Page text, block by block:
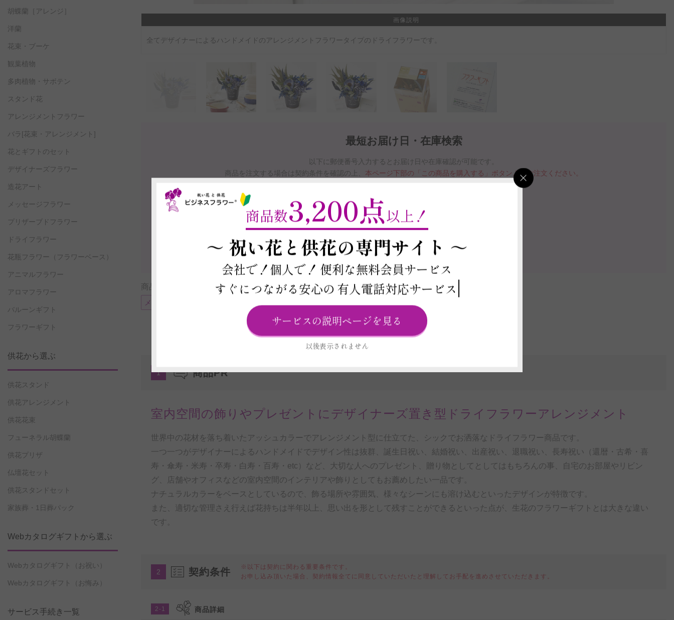
最短お届け日・在庫検索
以下に郵便番号入力するとお届け日や在庫確認が可能です。
商品を注文する場合は契約条件を確認の上、 本ページ下部の「この商品を購入する」ボタンよりご注文ください。
お届け日と在庫検索についての案内動画
この商品の在庫・お届け日を確認する
商品に付帯可能なサービス
メッセージカード
画像説明
全てデザイナーによるハンドメイドのアレンジメントフラワータイプのドライフラワーです。
1 商品PR
室内空間の飾りやプレゼントにデザイナーズ置き型ドライフラワーアレンジメント
世界中の花材を落ち着いたアッシュカラーでアレンジメント型に仕立てた、シックでお洒落なドライフラワー商品です。
一つ一つがデザイナーによるハンドメイドでデザイン性は抜群、誕生日祝い、結婚祝い、出産祝い、退職祝い、長寿祝い（還暦・古希・喜
寿・傘寿・米寿・卒寿・白寿・百寿・etc）など、大切な人へのプレゼント、贈り物としてとしてはもちろんの事、自宅のお部屋やリビン
グ、店舗やオフィスなどの室内空間のインテリアや飾りとしてもお薦めしたい一品です。
ナチュラルカラーをベースとしているので、飾る場所や雰囲気、様々なシーンにも溶け込むといったデザインが特徴です。
また、適切な管理さえ行えば花持ちは半年以上、思い出を形として残すことができるといった点が、生花のフラワーギフトとは大きな違い
です。
2 契約条件
※以下は契約に関わる重要条件です。
お申し込み頂いた場合、契約情報全てに同意していただいたと理解してお手配を進めさせていただきます。
2-1 商品詳細
胡蝶蘭［アレンジ］
洋蘭
花束・ブーケ
観葉植物
多肉植物・サボテン
スタンド花
アレンジメントフラワー
バラ[花束・アレンジメント]
花とギフトのセット
デザイナーズフラワー
造花アート
メッセージフラワー
プリザーブドフラワー
ドライフラワー
花瓶フラワー （フラワーベース）
アニマルフラワー
アロマフラワー
バルーンギフト
フラワーギフト
供花から選ぶ
供花スタンド
供花アレンジメント
供花花束
フューネラル胡蝶蘭
供花プリザ
仏壇花セット
供花スタンドセット
家族葬・1日葬パック
Webカタログギフトから選ぶ
Webカタログギフト（お祝い）
Webカタログギフト（お悔み）
サービス手続き一覧
商品数3,200点以上！
～ 祝い花と供花の専門サイト ～
会社で！個人で！ 便利な無料会員サービス
すぐにつながる安心の 有人電話対応サービス
サービスの説明ページを見る
以後表示されません